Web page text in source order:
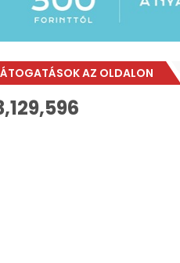
AZ OLDALON